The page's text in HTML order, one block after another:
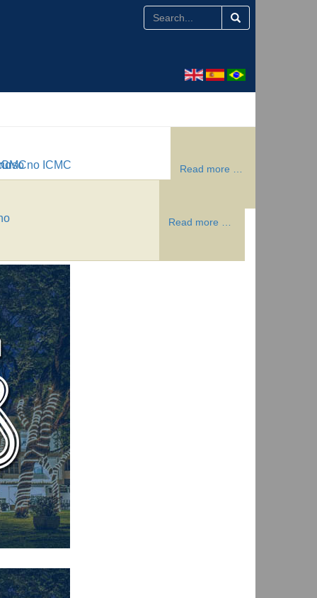
Read more …
Read more …
Read more …
no ICMC Read more …
Read more …